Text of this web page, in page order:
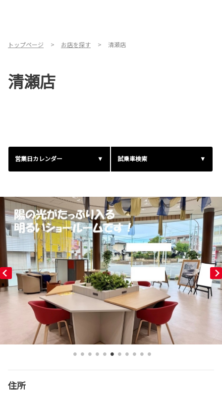
トップページ お店を探す 清瀬店
清瀬店
営業日カレンダー 試乗車検索
住所